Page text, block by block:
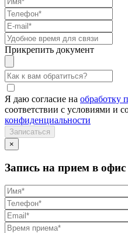
Прикрепить документ
Я даю согласие на обработку
соответствии с условиями и
конфиденциальности
×
Запись на прием в офис